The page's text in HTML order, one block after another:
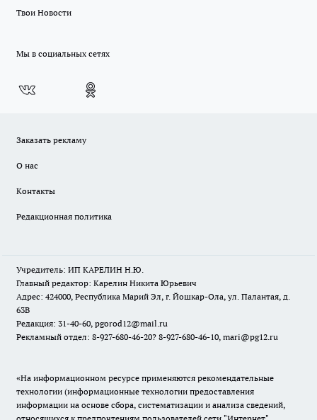
Твои Новости
Мы в социальных сетях
Заказать рекламу
О нас
Контакты
Редакционная политика
Учредитель: ИП КАРЕЛИН Н.Ю.
Главный редактор: Карелин Никита Юрьевич
Адрес: 424000, Республика Марий Эл, г. Йошкар-Ола, ул. Палантая, д.
63В
Редакция: 31-40-60, pgorod12@mail.ru
Рекламный отдел: 8-927-680-46-20? 8-927-680-46-10, mari@pg12.ru
«На информационном ресурсе применяются рекомендательные
технологии (информационные технологии предоставления
информации на основе сбора, систематизации и анализа сведений,